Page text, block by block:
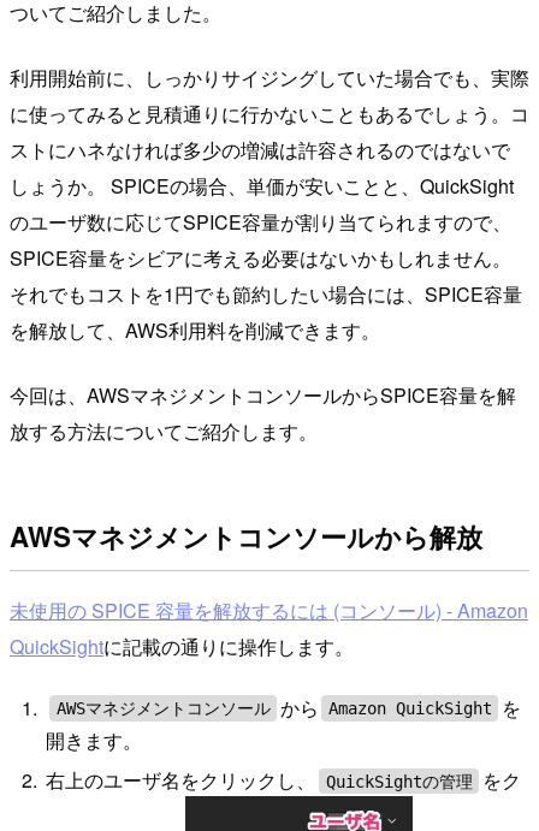
ついてご紹介しました。
利用開始前に、しっかりサイジングしていた場合でも、実際
に使ってみると見積通りに行かないこともあるでしょう。コ
ストにハネなければ多少の増減は許容されるのではないで
しょうか。 SPICEの場合、単価が安いことと、QuickSight
のユーザ数に応じてSPICE容量が割り当てられますので、
SPICE容量をシビアに考える必要はないかもしれません。
それでもコストを1円でも節約したい場合には、SPICE容量
を解放して、AWS利用料を削減できます。
今回は、AWSマネジメントコンソールからSPICE容量を解
放する方法についてご紹介します。
AWSマネジメントコンソールから解放
未使用の SPICE 容量を解放するには (コンソール) - Amazon
QuickSightに記載の通りに操作します。
AWSマネジメントコンソール から Amazon QuickSight
を
開きます。
右上のユーザ名をクリックし、
QuickSightの管理 をク